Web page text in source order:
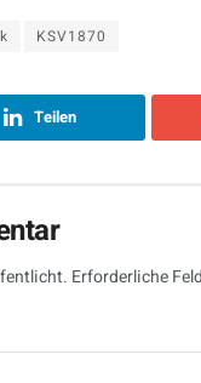
KSV1870
Teilen
Erforderliche